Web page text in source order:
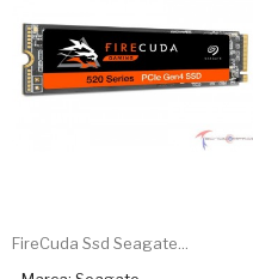
FireCuda Ssd Seagate...